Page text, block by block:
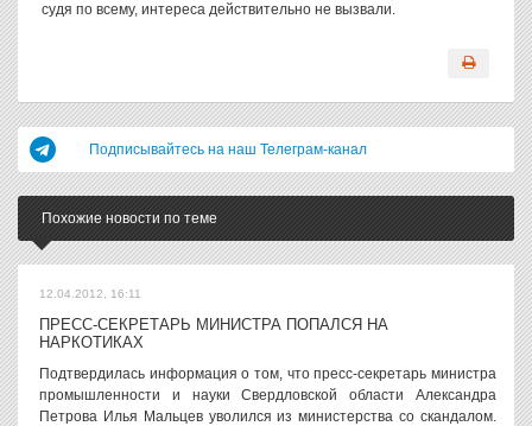
судя по всему, интереса действительно не вызвали.
Подписывайтесь на наш Телеграм-канал
Похожие новости по теме
12.04.2012, 16:11
ПРЕСС-СЕКРЕТАРЬ МИНИСТРА ПОПАЛСЯ НА
НАРКОТИКАХ
Подтвердилась информация о том, что пресс-секретарь министра
промышленности и науки Свердловской области Александра
Петрова Илья Мальцев уволился из министерства со скандалом.